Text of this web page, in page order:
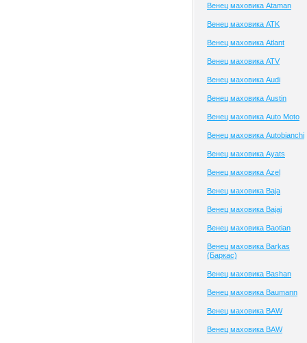
Венец маховика Ataman
Венец маховика ATK
Венец маховика Atlant
Венец маховика ATV
Венец маховика Audi
Венец маховика Austin
Венец маховика Auto Moto
Венец маховика Autobianchi
Венец маховика Ayats
Венец маховика Azel
Венец маховика Baja
Венец маховика Bajaj
Венец маховика Baotian
Венец маховика Barkas
(Баркас)
Венец маховика Bashan
Венец маховика Baumann
Венец маховика BAW
Венец маховика BAW